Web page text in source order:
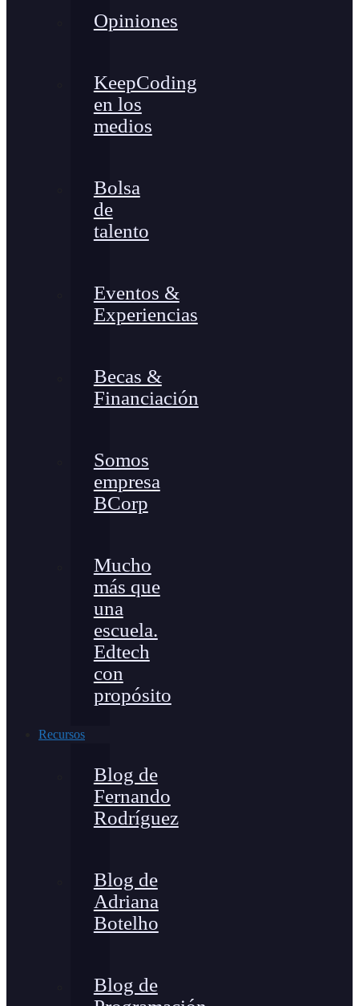
Opiniones
KeepCoding
en los
medios
Bolsa
de
talento
Eventos &
Experiencias
Becas &
Financiación
Somos
empresa
BCorp
Mucho
más que
una
escuela.
Edtech
con
propósito
Recursos
Blog de
Fernando
Rodríguez
Blog de
Adriana
Botelho
Blog de